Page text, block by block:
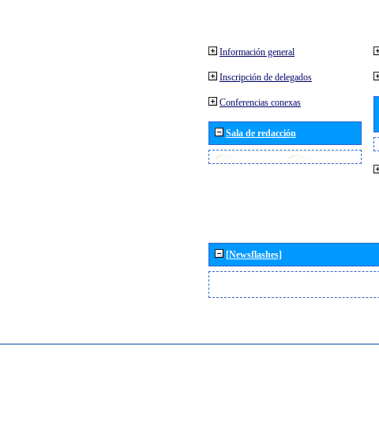
Información general
Inscripción de delegados
Conferencias conexas
Sala de redacción
[Newsflashes]